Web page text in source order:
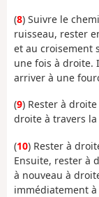
(8) Suivre le
ruisseau, rester
et au croisement
une fois à droite.
arriver à une
(9) Rester à
droite à travers
(10) Rester à
Ensuite, rester à
à nouveau à
immédiatement